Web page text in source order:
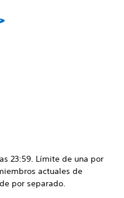
23:59. Límite de una por
actuales de
por separado.